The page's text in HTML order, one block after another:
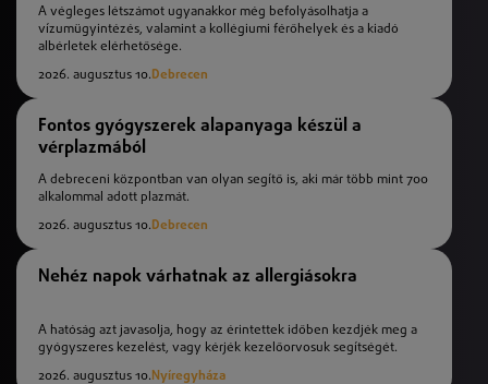
A végleges létszámot ugyanakkor még befolyásolhatja a
vízumügyintézés, valamint a kollégiumi férőhelyek és a kiadó
albérletek elérhetősége.
2026. augusztus 10.Debrecen
Fontos gyógyszerek alapanyaga készül a
vérplazmából
A debreceni központban van olyan segítő is, aki már több mint 700
alkalommal adott plazmát.
2026. augusztus 10.Debrecen
Nehéz napok várhatnak az allergiásokra
A hatóság azt javasolja, hogy az érintettek időben kezdjék meg a
gyógyszeres kezelést, vagy kérjék kezelőorvosuk segítségét.
2026. augusztus 10. Nyíregyháza